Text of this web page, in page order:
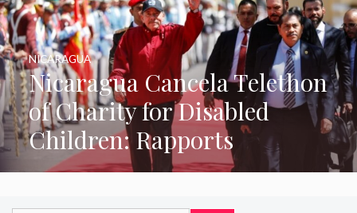
Nicaragua Cancela Telethon
of Charity for Disabled
Children: Rapports
NICARAGUA